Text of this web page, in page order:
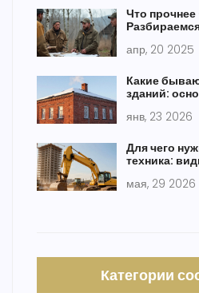
Что прочнее
апр, 20 2025
Какие
зданий:
янв, 23 2026
Для чего
техника:
мая, 29 2026
Категории